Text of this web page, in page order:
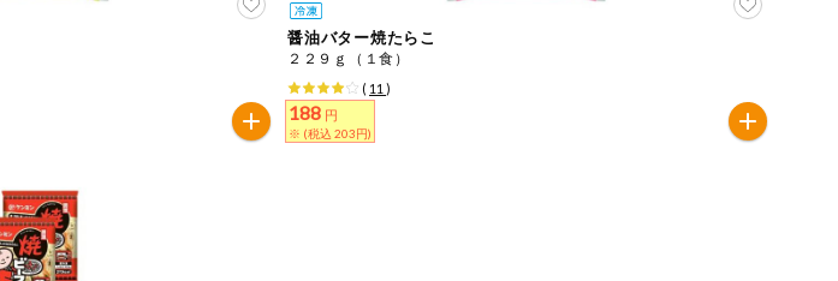
醤油バター焼たらこ
２２９ｇ（１食）
( 11 )
188 円
※ (税込 203円)